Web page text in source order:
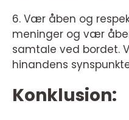
6. Vær åben og
meninger og vær
samtale ved bordet.
hinandens
Konklusion: